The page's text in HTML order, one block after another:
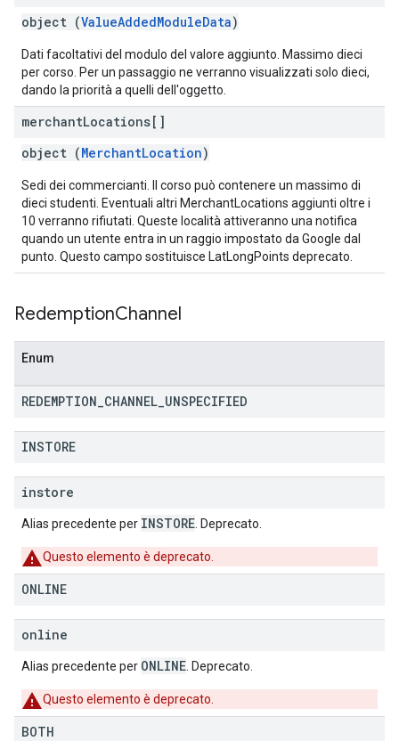
object (ValueAddedModuleData)
Dati facoltativi del modulo del valore aggiunto. Massimo dieci
per corso. Per un passaggio ne verranno visualizzati solo dieci,
dando la priorità a quelli dell'oggetto.
merchantLocations[]
object (MerchantLocation)
Sedi dei commercianti. Il corso può contenere un massimo di
dieci studenti. Eventuali altri MerchantLocations aggiunti oltre i
10 verranno rifiutati. Queste località attiveranno una notifica
quando un utente entra in un raggio impostato da Google dal
punto. Questo campo sostituisce LatLongPoints deprecato.
RedemptionChannel
Enum
REDEMPTION CHANNEL UNSPECIFIED
INSTORE
instore
Alias precedente per INSTORE . Deprecato.
Questo elemento è deprecato.
ONLINE
online
Alias precedente per ONLINE . Deprecato.
Questo elemento è deprecato.
BOTH